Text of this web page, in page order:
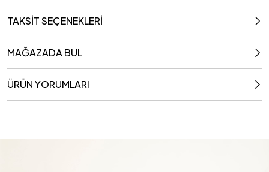
TAKSİT SEÇENEKLERİ
MAĞAZADA BUL
ÜRÜN YORUMLARI